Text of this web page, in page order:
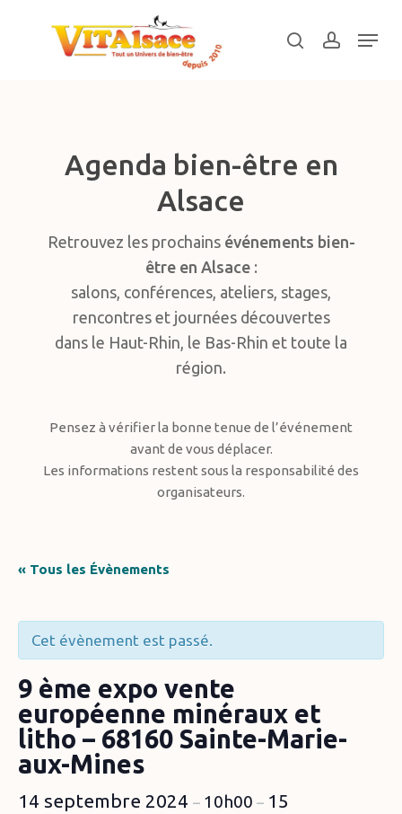
searchaccount
Menu
Agenda bien-être en
Alsace
Retrouvez les prochains événements bien-
être en Alsace:
salons, conférences, ateliers, stages,
rencontres et journées découvertes
dans le Haut-Rhin, le Bas-Rhin et toute la
région.
Pensez à vérifier la bonne tenue de l’événement
avant de vous déplacer.
Les informations restent sous la responsabilité des
organisateurs.
« Tous les Évènements
Cet évènement est passé.
9 ème expo vente
européenne minéraux et
litho – 68160 Sainte-Marie-
aux-Mines
14 septembre 2024 – 10h00 – 15